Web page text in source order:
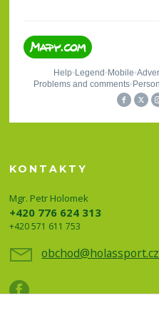
KONTAKTY
Mgr. Petr Holomek
+420 776 624 313
+420 571 611 753
obchod@holassport.cz